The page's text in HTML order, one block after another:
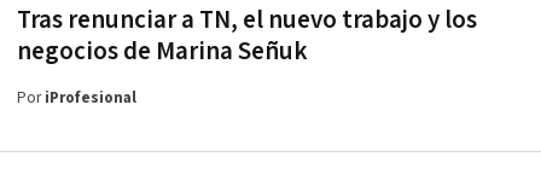
Tras renunciar a TN, el nuevo trabajo y los
negocios de Marina Señuk
PoriProfesional